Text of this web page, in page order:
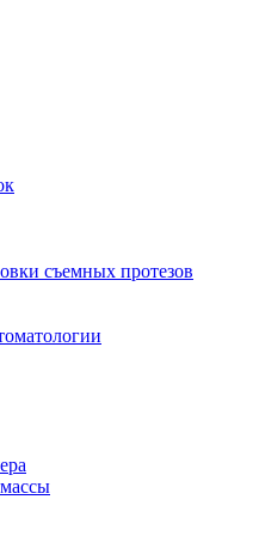
съемных протезов